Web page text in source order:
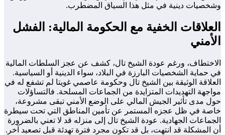
وشخصيات دينية في مثل هذا السياق المضطرب.
العلاقات الخفية مع الحكومة المالية: الفشل
الأمني
الاختطاف، ورغم عودة الشيخ تال، كشف عن عجز السلطات المالية
في حماية الشخصيات البارزة في البلاد، سواء الدينية أو السياسية.
العلاقة الوثيقة بين الشيخ تال وحكومة عاصمي غويتا لم تشفع له في
مواجهة التهديدات المتزايدة من الجماعات المسلحة. فالتساؤلات
حول مدى تأثير الجيش المالي على الوضع الأمني تبقى مشروعة،
خاصة في ظل عجزه المستمر عن تأمين المناطق التي تحت سيطرة
الجماعات الجهادية. عودة الشيخ تال إلى منزله قد لا تعني بالضرورة
أن المشكلة قد انتهت، بل قد تكون مجرد فترة تهدئة قبل تصعيد آخر.